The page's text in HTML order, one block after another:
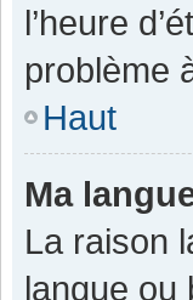
l’heure
problème
Haut
Ma
La raison
langue ou